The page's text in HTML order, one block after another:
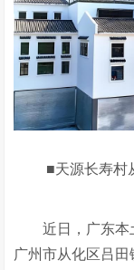
■天源长寿村
近日，广东
广州市从化区吕